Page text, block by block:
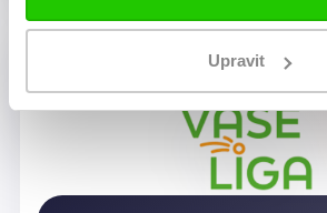
Upravit